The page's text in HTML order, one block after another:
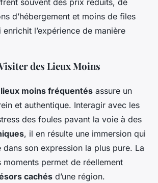
souvent des prix réduits, de
d’hébergement et moins de files
enrichit l’expérience de manière
des Lieux Moins
lieux moins fréquentés assure un
et authentique. Interagir avec les
des foules pavant la voie à des
, il en résulte une immersion qui
dans son expression la plus pure. La
moments permet de réellement
cachés d’une région.